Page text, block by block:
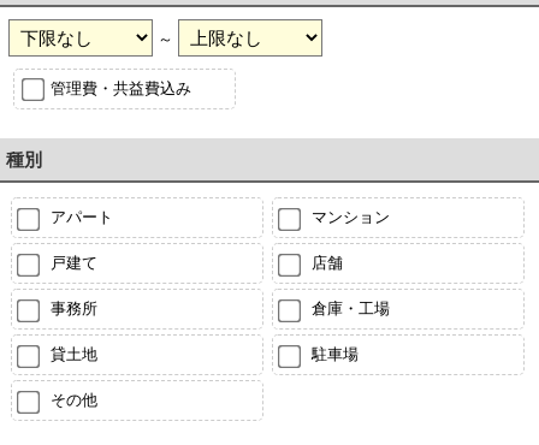
～
管理費・共益費込み
種別
アパート マンション
戸建て 店舗
事務所 倉庫・工場
貸土地 駐車場
その他